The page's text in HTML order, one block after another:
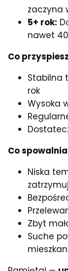
zaczyna
5+ rok:
nawet
Co
Stabilna
rok
Wysoka
Co
Niska
Zbyt
Suche